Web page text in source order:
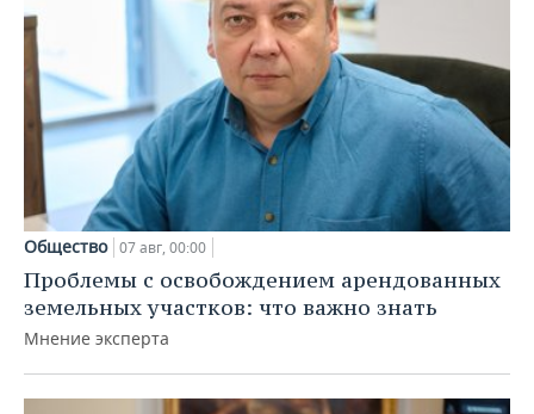
Общество 07 авг, 00:00
Проблемы с освобождением арендованных
земельных участков: что важно знать
Мнение эксперта